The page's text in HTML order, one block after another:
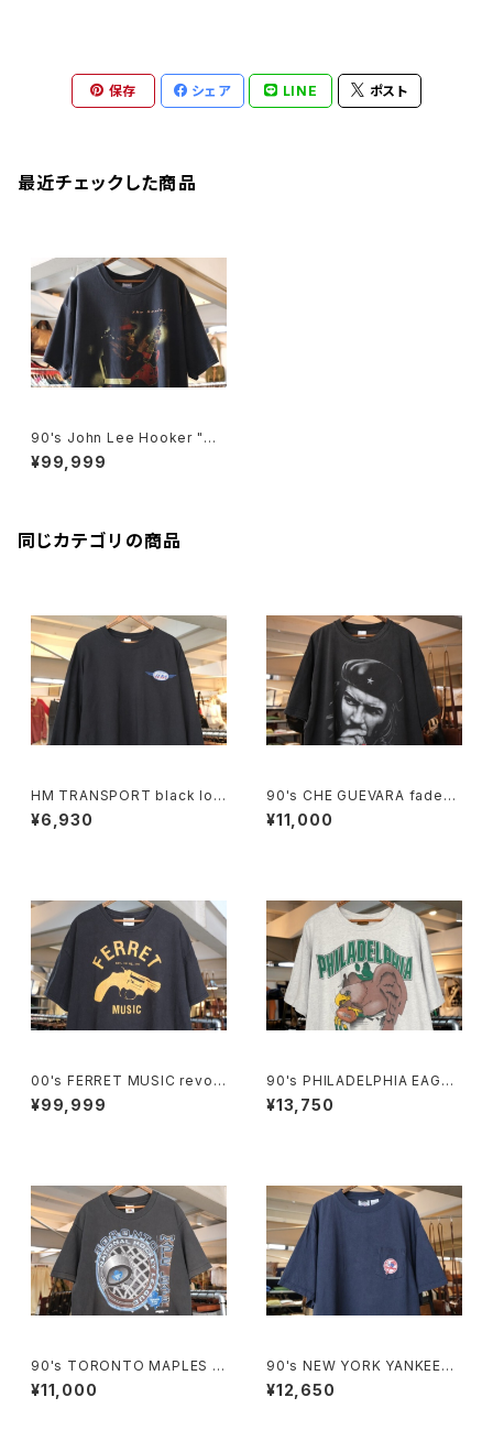
保存 シェア LINE ポスト
最近チェックした商品
90's John Lee Hooker "Th
e Healer" distressed Tee
¥99,999
同じカテゴリの商品
HM TRANSPORT black lon
g-sleeve Tee "embroider
ed logo"
¥6,930
90's CHE GUEVARA fade-b
lack cotton photo print Te
e
¥11,000
00's FERRET MUSIC revolv
er-logo printed Tee
¥99,999
90's PHILADELPHIA EAGLE
S breakthrough cotton Tee
"Made in U.S.A."
¥13,750
90's TORONTO MAPLES L
EAFS black cotton Tee "M
ade in CANADA"
¥11,000
90's NEW YORK YANKEES
embroidered logo pocket
Tee
¥12,650